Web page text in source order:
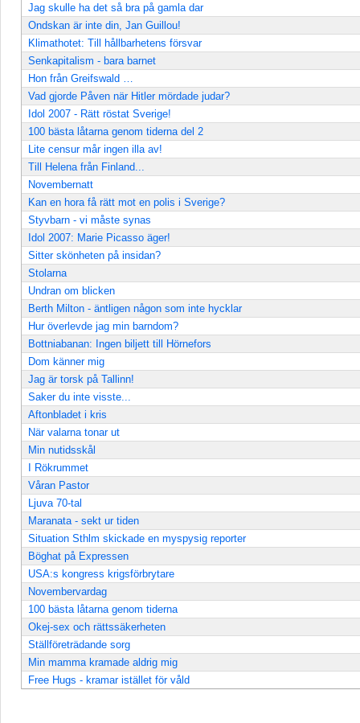
Jag skulle ha det så bra på gamla dar
Ondskan är inte din, Jan Guillou!
Klimathotet: Till hållbarhetens försvar
Senkapitalism - bara barnet
Hon från Greifswald …
Vad gjorde Påven när Hitler mördade judar?
Idol 2007 - Rätt röstat Sverige!
100 bästa låtarna genom tiderna del 2
Lite censur mår ingen illa av!
Till Helena från Finland...
Novembernatt
Kan en hora få rätt mot en polis i Sverige?
Styvbarn - vi måste synas
Idol 2007: Marie Picasso äger!
Sitter skönheten på insidan?
Stolarna
Undran om blicken
Berth Milton - äntligen någon som inte hycklar
Hur överlevde jag min barndom?
Bottniabanan: Ingen biljett till Hörnefors
Dom känner mig
Jag är torsk på Tallinn!
Saker du inte visste...
Aftonbladet i kris
När valarna tonar ut
Min nutidsskål
I Rökrummet
Våran Pastor
Ljuva 70-tal
Maranata - sekt ur tiden
Situation Sthlm skickade en myspysig reporter
Böghat på Expressen
USA:s kongress krigsförbrytare
Novembervardag
100 bästa låtarna genom tiderna
Okej-sex och rättssäkerheten
Ställföreträdande sorg
Min mamma kramade aldrig mig
Free Hugs - kramar istället för våld